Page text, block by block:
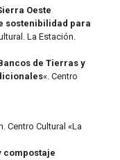
Oeste
sostenibilidad para
La Estación.
de Tierras y
«. Centro
Centro Cultural «La
compostaje